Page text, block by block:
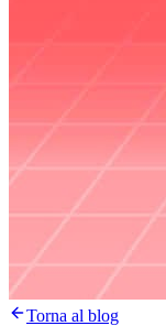
Torna al blog